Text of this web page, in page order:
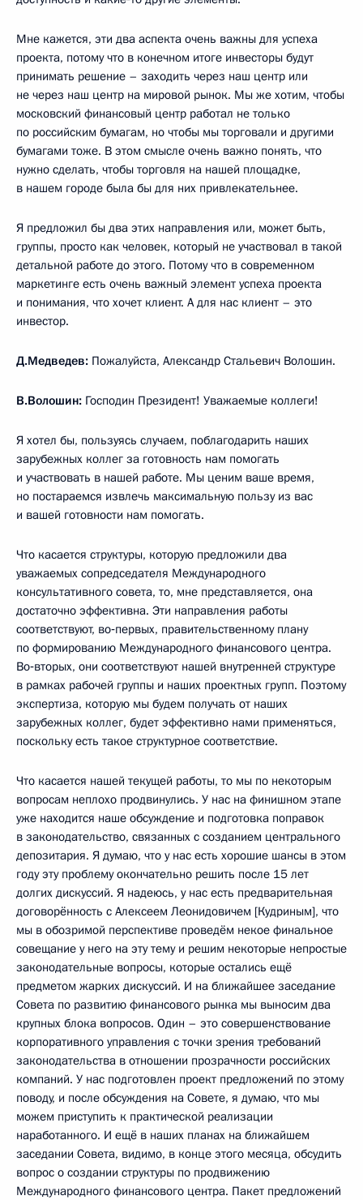
Мне кажется, эти два аспекта очень важны для успеха
проекта, потому что в конечном итоге инвесторы будут
принимать решение – заходить через наш центр или
не через наш центр на мировой рынок. Мы же хотим, чтобы
московский финансовый центр работал не только
по российским бумагам, но чтобы мы торговали и другими
бумагами тоже. В этом смысле очень важно понять, что
нужно сделать, чтобы торговля на нашей площадке,
в нашем городе была бы для них привлекательнее.
Я предложил бы два этих направления или, может быть,
группы, просто как человек, который не участвовал в такой
детальной работе до этого. Потому что в современном
маркетинге есть очень важный элемент успеха проекта
и понимания, что хочет клиент. А для нас клиент – это
инвестор.
Д.Медведев: Пожалуйста, Александр Стальевич Волошин.
В.Волошин: Господин Президент! Уважаемые коллеги!
Я хотел бы, пользуясь случаем, поблагодарить наших
зарубежных коллег за готовность нам помогать
и участвовать в нашей работе. Мы ценим ваше время,
но постараемся извлечь максимальную пользу из вас
и вашей готовности нам помогать.
Что касается структуры, которую предложили два
уважаемых сопредседателя Международного
консультативного совета, то, мне представляется, она
достаточно эффективна. Эти направления работы
соответствуют, во‑первых, правительственному плану
по формированию Международного финансового центра.
Во‑вторых, они соответствуют нашей внутренней структуре
в рамках рабочей группы и наших проектных групп. Поэтому
экспертиза, которую мы будем получать от наших
зарубежных коллег, будет эффективно нами применяться,
поскольку есть такое структурное соответствие.
Что касается нашей текущей работы, то мы по некоторым
вопросам неплохо продвинулись. У нас на финишном этапе
уже находится наше обсуждение и подготовка поправок
в законодательство, связанных с созданием центрального
депозитария. Я думаю, что у нас есть хорошие шансы в этом
году эту проблему окончательно решить после 15 лет
долгих дискуссий. Я надеюсь, у нас есть предварительная
договорённость с Алексеем Леонидовичем [Кудриным], что
мы в обозримой перспективе проведём некое финальное
совещание у него на эту тему и решим некоторые непростые
законодательные вопросы, которые остались ещё
предметом жарких дискуссий. И на ближайшее заседание
Совета по развитию финансового рынка мы выносим два
крупных блока вопросов. Один – это совершенствование
корпоративного управления с точки зрения требований
законодательства в отношении прозрачности российских
компаний. У нас подготовлен проект предложений по этому
поводу, и после обсуждения на Совете, я думаю, что мы
можем приступить к практической реализации
наработанного. И ещё в наших планах на ближайшем
заседании Совета, видимо, в конце этого месяца, обсудить
вопрос о создании структуры по продвижению
Международного финансового центра. Пакет предложений